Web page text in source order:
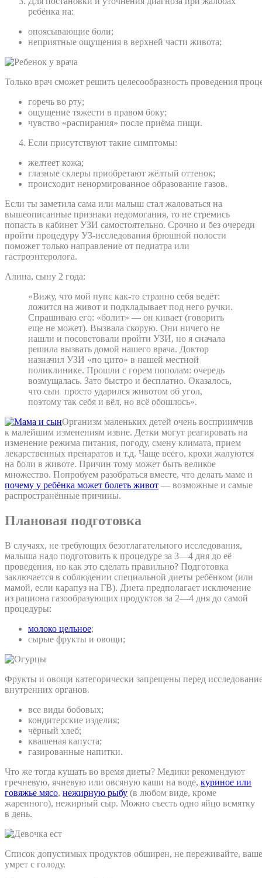
ребёнка на:
опоясывающие боли;
неприятные ощущения в верхней части живота;
Только врач сможет решить целесообразность проведения
горечь во рту;
ощущение тяжести в правом боку;
чувство «распирания» после приёма пищи.
Если присутствуют такие симптомы:
желтеет кожа;
глазные склеры приобретают жёлтый оттенок;
происходит ненормированное образование газов.
Если ты заметила сама или малыш стал жаловаться на
вышеописанные признаки недомогания, то не стремись
попасть в кабинет УЗИ самостоятельно. Срочно и без очереди
пройти процедуру УЗ-исследования брюшной полости
поможет только направление от педиатра или
гастроэнтеролога.
Алина, сыну 2 года:
«Вижу, что мой пупс как-то странно себя ведёт:
ложится на живот и подкладывает под него ручки.
Спрашиваю его: «болит» — он кивает (говорить
еще не может). Вызвала скорую. Они ничего не
нашли и посоветовали пройти УЗИ, но я сначала
решила вызвать домой нашего врача. Доктор
назначил УЗИ «по цито» в нашей местной
поликлинике. Прошли с горем пополам: очередь
возмущалась. Зато быстро и бесплатно. Оказалось,
что сын просто ударился животом об угол,
поэтому так себя и вёл, но всё обошлось».
Организм маленьких детей очень восприимчив
к малейшим изменениям извне. Детки могут реагировать на
изменение режима питания, погоду, смену климата, прием
лекарственных препаратов и т.д. Чаще всего, крохи жалуются
на боли в животе. Причин тому может быть великое
множество. Попробуем разобраться вместе, что делать маме и
почему у ребёнка может болеть живот — возможные и самые
распространённые причины.
Плановая подготовка
В случаях, не требующих безотлагательного исследования,
малыша надо подготовить к процедуре за 3—4 дня до её
проведения, но как это сделать правильно? Подготовка
заключается в соблюдении специальной диеты ребёнком (или
мамой, если карапуз на ГВ). Диета предполагает исключение
из рациона газообразующих продуктов за 2—4 дня до самой
процедуры:
молоко цельное;
сырые фрукты и овощи;
Фрукты и овощи категорически запрещены перед
внутренних органов.
все виды бобовых;
кондитерские изделия;
чёрный хлеб;
квашеная капуста;
газированные напитки.
Что же тогда кушать во время диеты? Медики рекомендуют
гречневую, ячневую или овсяную каши на воде, куриное или
говяжье мясо, нежирную рыбу (в любом виде, кроме
жаренного), нежирный сыр. Можно съесть одно яйцо всмятку
в день.
Список допустимых продуктов обширен, не переживайте,
умрет с голоду.